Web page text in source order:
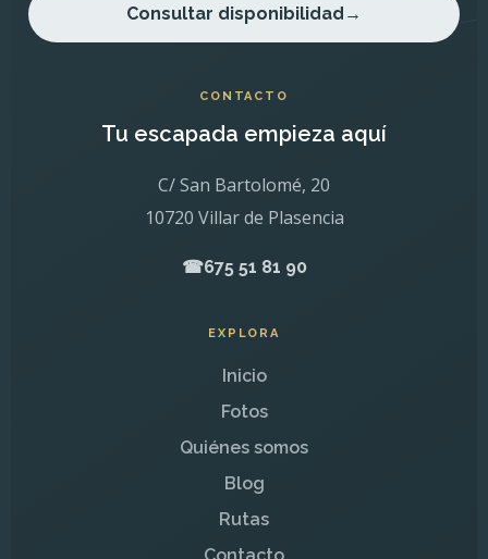
Consultar disponibilidad →
CONTACTO
Tu escapada empieza aquí
C/ San Bartolomé, 20
10720 Villar de Plasencia
☎675 51 81 90
EXPLORA
Inicio
Fotos
Quiénes somos
Blog
Rutas